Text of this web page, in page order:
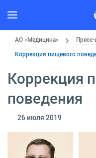
АО «Медицина» Пресс-
Коррекция пищевого
Коррекция
поведения
26 июля 2019